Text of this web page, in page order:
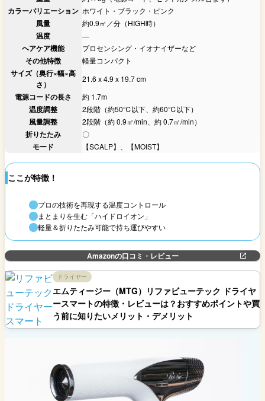
カラーバリエーション ホワイト・ブラック・ピンク
風量 約0.9㎥／分（HIGH時）
温度 ―
ヘアケア機能 プロセンシング・イオナイザーなど
その他特徴 軽量コンパクト
サイズ（奥行×幅×高
さ）
21.6 x 4.9 x 19.7 cm
電源コードの長さ 約 1.7m
温度調整 2段階（約50℃以下、約60℃以下）
風量調整 2段階（約 0.9㎡/min、約 0.7㎡/min）
折りたたみ 〇
モード 【SCALP】、【MOIST】
ここが特徴！
プロの技術を再現する温度コントロール
まとまりを生む「ハイドロイオン」
軽量＆折りたたみ可能で持ち運びやすい
Amazonの口コミ・レビュー
ドライヤー
エムティージー（MTG）リファビューテック ドライヤ
ースマートの特徴・レビューは？おすすめポイントや買
う前に知りたいメリット・デメリット